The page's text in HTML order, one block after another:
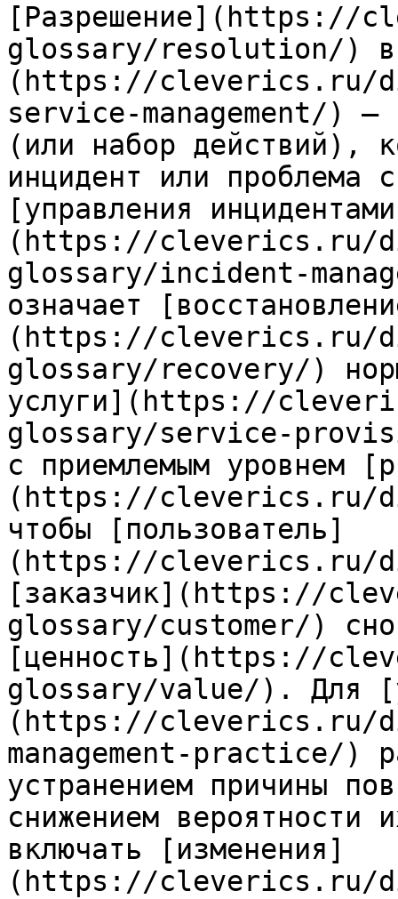
glossary/resolution/) в
(https://cleverics.ru/
service-management/) —
(или набор действий),
инцидент или проблема
[управления
(https://cleverics.ru/
glossary/incident-
означает
(https://cleverics.ru/
glossary/recovery/)
услуги](https://
glossary/service-
с приемлемым уровнем
(https://cleverics.ru/
чтобы [пользователь]
(https://cleverics.ru/
[заказчик](https://
glossary/customer/)
[ценность](https://
glossary/value/). Для
(https://cleverics.ru/
management-practice/)
устранением причины
снижением вероятности
включать [изменения]
(https://cleverics.ru/